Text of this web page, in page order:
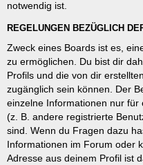
notwendig ist.
REGELUNGEN BEZÜGLICH
Zweck eines Boards ist es,
zu ermöglichen. Du bist dir
Profils und die von dir
zugänglich sein können. Der
einzelne Informationen nur
(z. B. andere registrierte
sind. Wenn du Fragen dazu
Informationen im Forum oder
Adresse aus deinem Profil ist